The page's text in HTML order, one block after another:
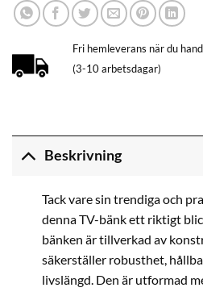
Fri hemleverans när du
(3-10 arbetsdagar)
Beskrivning
Tack vare sin trendiga och
denna TV-bänk ett riktigt
bänken är tillverkad av
säkerställer robusthet,
livslängd. Den är utformad